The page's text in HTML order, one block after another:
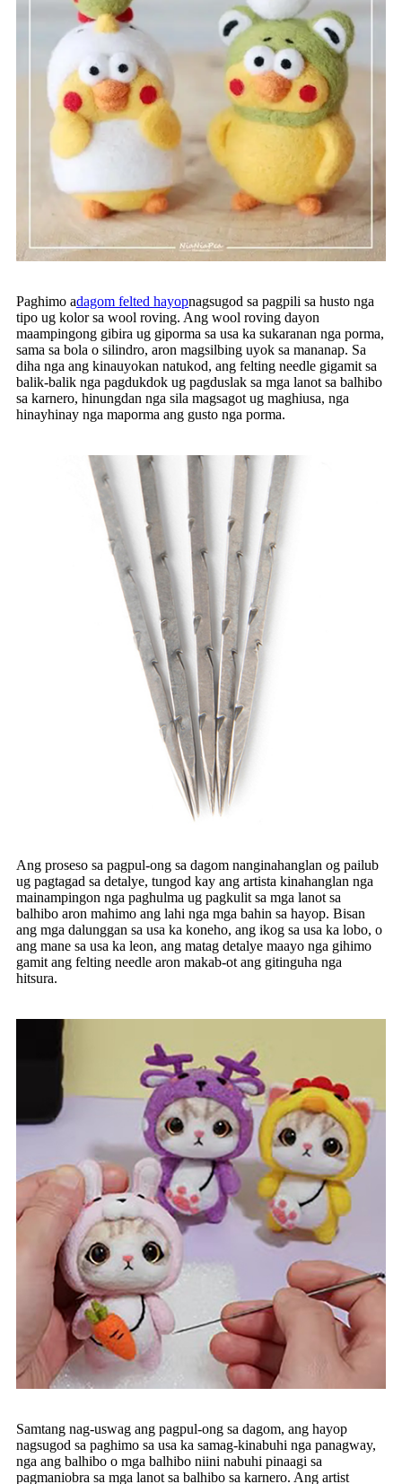
Paghimo adagom felted hayopnagsugod sa pagpili sa husto nga
tipo ug kolor sa wool roving. Ang wool roving dayon
maampingong gibira ug giporma sa usa ka sukaranan nga porma,
sama sa bola o silindro, aron magsilbing uyok sa mananap. Sa
diha nga ang kinauyokan natukod, ang felting needle gigamit sa
balik-balik nga pagdukdok ug pagduslak sa mga lanot sa balhibo
sa karnero, hinungdan nga sila magsagot ug maghiusa, nga
hinayhinay nga maporma ang gusto nga porma.
Ang proseso sa pagpul-ong sa dagom nanginahanglan og pailub
ug pagtagad sa detalye, tungod kay ang artista kinahanglan nga
mainampingon nga paghulma ug pagkulit sa mga lanot sa
balhibo aron mahimo ang lahi nga mga bahin sa hayop. Bisan
ang mga dalunggan sa usa ka koneho, ang ikog sa usa ka lobo, o
ang mane sa usa ka leon, ang matag detalye maayo nga gihimo
gamit ang felting needle aron makab-ot ang gitinguha nga
hitsura.
Samtang nag-uswag ang pagpul-ong sa dagom, ang hayop
nagsugod sa paghimo sa usa ka samag-kinabuhi nga panagway,
nga ang balhibo o mga balhibo niini nabuhi pinaagi sa
pagmaniobra sa mga lanot sa balhibo sa karnero. Ang artist